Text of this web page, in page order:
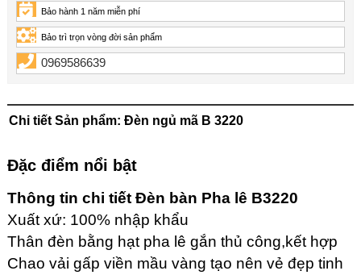
Bảo hành 1 năm miễn phí
Bảo trì trọn vòng đời sản phẩm
0969586639
Chi tiết Sản phẩm: Đèn ngủ mã B 3220
Đặc điểm nổi bật
Thông tin chi tiết Đèn bàn Pha lê B3220
Xuất xứ: 100% nhập khẩu
Thân đèn bằng hạt pha lê gắn thủ công,kết hợp
Chao vải gấp viền mầu vàng tạo nên vẻ đẹp tinh